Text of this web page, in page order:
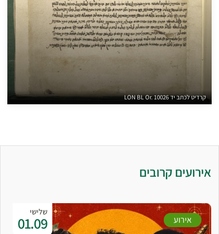
קרדיט לכתב יד LON BL Or. 10026
אירועים קרובים
שלישי
01.09 אירוע